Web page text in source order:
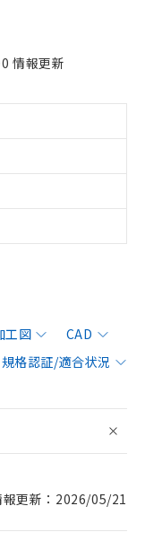
情報更新
工図
CAD
規格認証/適合状況
報更新：2026/05/21